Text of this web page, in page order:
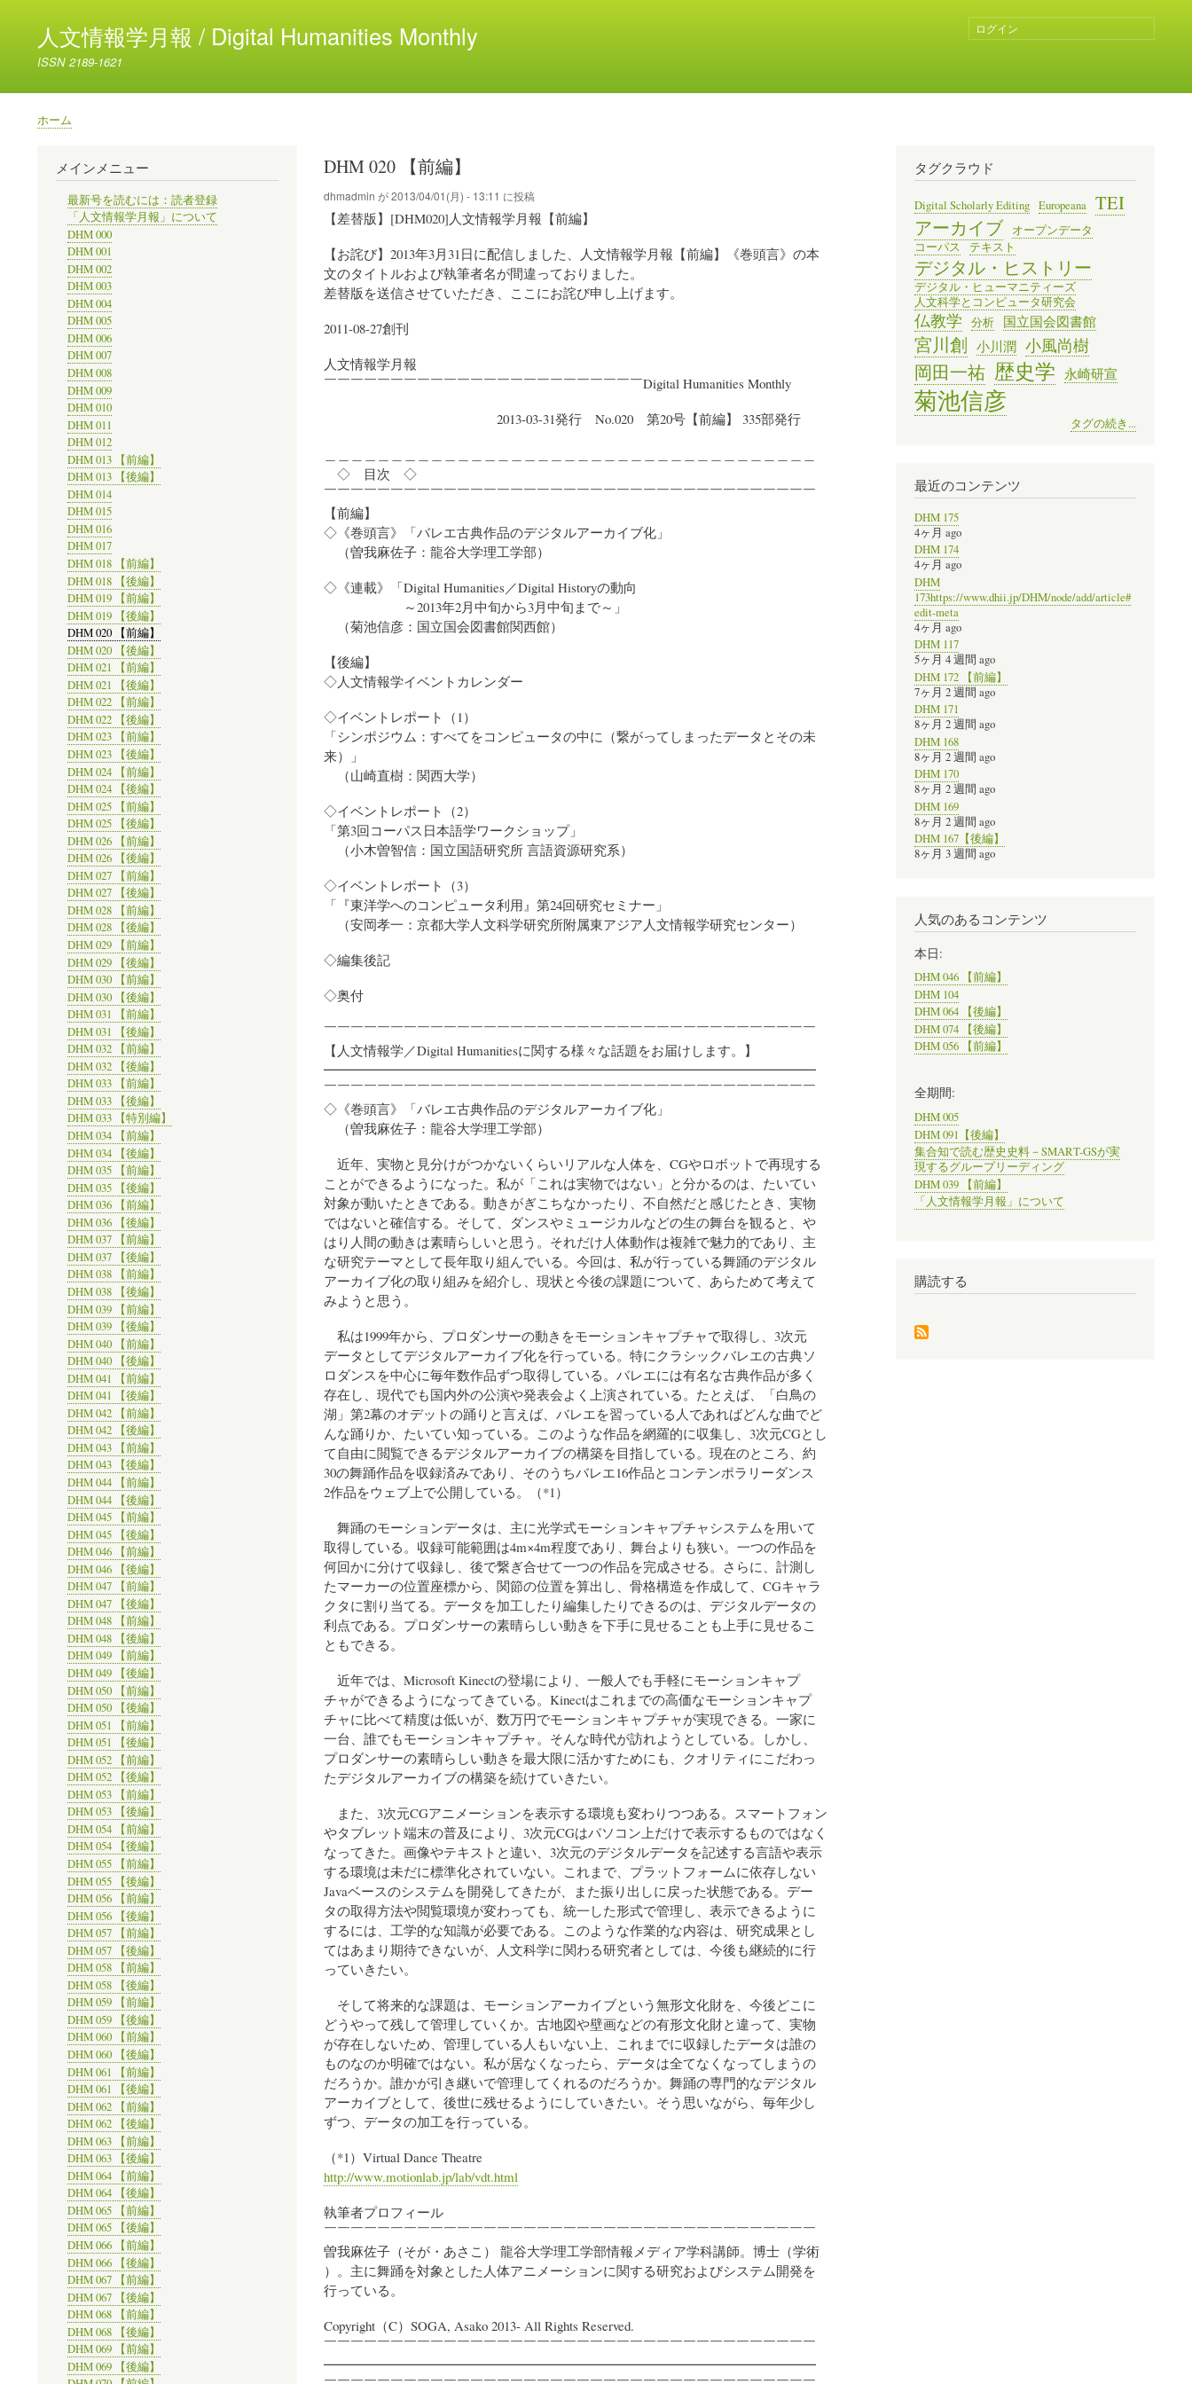
人文情報学月報 / Digital Humanities Monthly
ISSN 2189-1621
ユ
ー
ン
ト
メ
ニ
ュ
ー
ログイン
パ
ホーム
DHM 020 【前編】
dhmadmin が2013/04/01(月) - 13:11 に投稿
【差替版】[DHM020]人文情報学月報【前編】
【お詫び】2013年3月31日に配信しました、人文情報学月報【前編】《巻頭言》の本
文のタイトルおよび執筆者名が間違っておりました。
差替版を送信させていただき、ここにお詫び申し上げます。
2011-08-27創刊
人文情報学月報
￣￣￣￣￣￣￣￣￣￣￣￣￣￣￣￣￣￣￣￣￣￣￣￣Digital Humanities Monthly
2013-03-31発行 No.020 第20号【前編】 335部発行
◇ 目次 ◇
￣￣￣￣￣￣￣￣￣￣￣￣￣￣￣￣￣￣￣￣￣￣￣￣￣￣￣￣￣￣￣￣￣￣￣￣￣
【前編】
◇《巻頭言》「バレエ古典作品のデジタルアーカイブ化」
（曽我麻佐子：龍谷大学理工学部）
◇《連載》「Digital Humanities／Digital Historyの動向
～2013年2月中旬から3月中旬まで～」
（菊池信彦：国立国会図書館関西館）
【後編】
◇人文情報学イベントカレンダー
◇イベントレポート（1）
「シンポジウム：すべてをコンピュータの中に（繋がってしまったデータとその未
来）」
（山崎直樹：関西大学）
◇イベントレポート（2）
「第3回コーパス日本語学ワークショップ」
（小木曽智信：国立国語研究所 言語資源研究系）
◇イベントレポート（3）
「『東洋学へのコンピュータ利用』第24回研究セミナー」
（安岡孝一：京都大学人文科学研究所附属東アジア人文情報学研究センター）
◇編集後記
◇奥付
￣￣￣￣￣￣￣￣￣￣￣￣￣￣￣￣￣￣￣￣￣￣￣￣￣￣￣￣￣￣￣￣￣￣￣￣￣
【人文情報学／Digital Humanitiesに関する様々な話題をお届けします。】
━━━━━━━━━━━━━━━━━━━━━━━━━━━━━━━━━━━━━
￣￣￣￣￣￣￣￣￣￣￣￣￣￣￣￣￣￣￣￣￣￣￣￣￣￣￣￣￣￣￣￣￣￣￣￣￣
◇《巻頭言》「バレエ古典作品のデジタルアーカイブ化」
（曽我麻佐子：龍谷大学理工学部）
近年、実物と見分けがつかないくらいリアルな人体を、CGやロボットで再現する
ことができるようになった。私が「これは実物ではない」と分かるのは、たいてい
対象が動いたときである。動きがぎこちなかったり、不自然だと感じたとき、実物
ではないと確信する。そして、ダンスやミュージカルなどの生の舞台を観ると、や
はり人間の動きは素晴らしいと思う。それだけ人体動作は複雑で魅力的であり、主
な研究テーマとして長年取り組んでいる。今回は、私が行っている舞踊のデジタル
アーカイブ化の取り組みを紹介し、現状と今後の課題について、あらためて考えて
みようと思う。
私は1999年から、プロダンサーの動きをモーションキャプチャで取得し、3次元
データとしてデジタルアーカイブ化を行っている。特にクラシックバレエの古典ソ
ロダンスを中心に毎年数作品ずつ取得している。バレエには有名な古典作品が多く
存在し、現代でも国内外の公演や発表会よく上演されている。たとえば、「白鳥の
湖」第2幕のオデットの踊りと言えば、バレエを習っている人であればどんな曲でど
んな踊りか、たいてい知っている。このような作品を網羅的に収集し、3次元CGとし
て自由に閲覧できるデジタルアーカイブの構築を目指している。現在のところ、約
30の舞踊作品を収録済みであり、そのうちバレエ16作品とコンテンポラリーダンス
2作品をウェブ上で公開している。（*1）
舞踊のモーションデータは、主に光学式モーションキャプチャシステムを用いて
取得している。収録可能範囲は4m×4m程度であり、舞台よりも狭い。一つの作品を
何回かに分けて収録し、後で繋ぎ合せて一つの作品を完成させる。さらに、計測し
たマーカーの位置座標から、関節の位置を算出し、骨格構造を作成して、CGキャラ
クタに割り当てる。データを加工したり編集したりできるのは、デジタルデータの
利点である。プロダンサーの素晴らしい動きを下手に見せることも上手に見せるこ
ともできる。
近年では、Microsoft Kinectの登場により、一般人でも手軽にモーションキャプ
チャができるようになってきている。Kinectはこれまでの高価なモーションキャプ
チャに比べて精度は低いが、数万円でモーションキャプチャが実現できる。一家に
一台、誰でもモーションキャプチャ。そんな時代が訪れようとしている。しかし、
プロダンサーの素晴らしい動きを最大限に活かすためにも、クオリティにこだわっ
たデジタルアーカイブの構築を続けていきたい。
また、3次元CGアニメーションを表示する環境も変わりつつある。スマートフォン
やタブレット端末の普及により、3次元CGはパソコン上だけで表示するものではなく
なってきた。画像やテキストと違い、3次元のデジタルデータを記述する言語や表示
する環境は未だに標準化されていない。これまで、プラットフォームに依存しない
Javaベースのシステムを開発してきたが、また振り出しに戻った状態である。デー
タの取得方法や閲覧環境が変わっても、統一した形式で管理し、表示できるように
するには、工学的な知識が必要である。このような作業的な内容は、研究成果とし
てはあまり期待できないが、人文科学に関わる研究者としては、今後も継続的に行
っていきたい。
そして将来的な課題は、モーションアーカイブという無形文化財を、今後どこに
どうやって残して管理していくか。古地図や壁画などの有形文化財と違って、実物
が存在しないため、管理している人もいない上、これまでに収録したデータは誰の
ものなのか明確ではない。私が居なくなったら、データは全てなくなってしまうの
だろうか。誰かが引き継いで管理してくれるのだろうか。舞踊の専門的なデジタル
アーカイブとして、後世に残せるようにしていきたい。そう思いながら、毎年少し
ずつ、データの加工を行っている。
（*1）Virtual Dance Theatre
http://www.motionlab.jp/lab/vdt.html
執筆者プロフィール
￣￣￣￣￣￣￣￣￣￣￣￣￣￣￣￣￣￣￣￣￣￣￣￣￣￣￣￣￣￣￣￣￣￣￣￣￣
曽我麻佐子（そが・あさこ） 龍谷大学理工学部情報メディア学科講師。博士（学術
）。主に舞踊を対象とした人体アニメーションに関する研究およびシステム開発を
行っている。
Copyright（C）SOGA, Asako 2013- All Rights Reserved.
￣￣￣￣￣￣￣￣￣￣￣￣￣￣￣￣￣￣￣￣￣￣￣￣￣￣￣￣￣￣￣￣￣￣￣￣￣
━━━━━━━━━━━━━━━━━━━━━━━━━━━━━━━━━━━━━
メインメニュー
最新号を読むには：読者登録
「人文情報学月報」について
DHM 000
DHM 001
DHM 002
DHM 003
DHM 004
DHM 005
DHM 006
DHM 007
DHM 008
DHM 009
DHM 010
DHM 011
DHM 012
DHM 013 【前編】
DHM 013 【後編】
DHM 014
DHM 015
DHM 016
DHM 017
DHM 018 【前編】
DHM 018 【後編】
DHM 019 【前編】
DHM 019 【後編】
DHM 020 【前編】
DHM 020 【後編】
DHM 021 【前編】
DHM 021 【後編】
DHM 022 【前編】
DHM 022 【後編】
DHM 023 【前編】
DHM 023 【後編】
DHM 024 【前編】
DHM 024 【後編】
DHM 025 【前編】
DHM 025 【後編】
DHM 026 【前編】
DHM 026 【後編】
DHM 027 【前編】
DHM 027 【後編】
DHM 028 【前編】
DHM 028 【後編】
DHM 029 【前編】
DHM 029 【後編】
DHM 030 【前編】
DHM 030 【後編】
DHM 031 【前編】
DHM 031 【後編】
DHM 032 【前編】
DHM 032 【後編】
DHM 033 【前編】
DHM 033 【後編】
DHM 033 【特別編】
DHM 034 【前編】
DHM 034 【後編】
DHM 035 【前編】
DHM 035 【後編】
DHM 036 【前編】
DHM 036 【後編】
DHM 037 【前編】
DHM 037 【後編】
DHM 038 【前編】
DHM 038 【後編】
DHM 039 【前編】
DHM 039 【後編】
DHM 040 【前編】
DHM 040 【後編】
DHM 041 【前編】
DHM 041 【後編】
DHM 042 【前編】
DHM 042 【後編】
DHM 043 【前編】
DHM 043 【後編】
DHM 044 【前編】
DHM 044 【後編】
DHM 045 【前編】
DHM 045 【後編】
DHM 046 【前編】
DHM 046 【後編】
DHM 047 【前編】
DHM 047 【後編】
DHM 048 【前編】
DHM 048 【後編】
DHM 049 【前編】
DHM 049 【後編】
DHM 050 【前編】
DHM 050 【後編】
DHM 051 【前編】
DHM 051 【後編】
DHM 052 【前編】
DHM 052 【後編】
DHM 053 【前編】
DHM 053 【後編】
DHM 054 【前編】
DHM 054 【後編】
DHM 055 【前編】
DHM 055 【後編】
DHM 056 【前編】
DHM 056 【後編】
DHM 057 【前編】
DHM 057 【後編】
DHM 058 【前編】
DHM 058 【後編】
DHM 059 【前編】
DHM 059 【後編】
DHM 060 【前編】
DHM 060 【後編】
DHM 061 【前編】
DHM 061 【後編】
DHM 062 【前編】
DHM 062 【後編】
DHM 063 【前編】
DHM 063 【後編】
DHM 064 【前編】
DHM 064 【後編】
DHM 065 【前編】
DHM 065 【後編】
DHM 066 【前編】
DHM 066 【後編】
DHM 067 【前編】
DHM 067 【後編】
DHM 068 【前編】
DHM 068 【後編】
DHM 069 【前編】
DHM 069 【後編】
タグクラウド
Digital Scholarly Editing Europeana
TEI
アーカイブ
オープンデータ
コーパス
テキスト
デジタル・ヒストリー
デジタル・ヒューマニティーズ
人文科学とコンピュータ研究会
仏教学 分析 国立国会図書館
宮川創 小川潤 小風尚樹
岡田一祐 歴史学 永崎研宣
菊池信彦
タグの続き...
最近のコンテンツ
DHM 175
4ヶ月 ago
DHM 174
4ヶ月 ago
DHM
173https://www.dhii.jp/DHM/node/add/article#
edit-meta
4ヶ月 ago
DHM 117
5ヶ月 4 週間 ago
DHM 172 【前編】
7ヶ月 2 週間 ago
DHM 171
8ヶ月 2 週間 ago
DHM 168
8ヶ月 2 週間 ago
DHM 170
8ヶ月 2 週間 ago
DHM 169
8ヶ月 2 週間 ago
DHM 167【後編】
8ヶ月 3 週間 ago
人気のあるコンテンツ
本日:
DHM 046 【前編】
DHM 104
DHM 064 【後編】
DHM 074 【後編】
DHM 056 【前編】
全期間:
DHM 005
DHM 091【後編】
集合知で読む歴史史料－SMART-GSが実
現するグループリーディング
DHM 039 【前編】
「人文情報学月報」について
購読する